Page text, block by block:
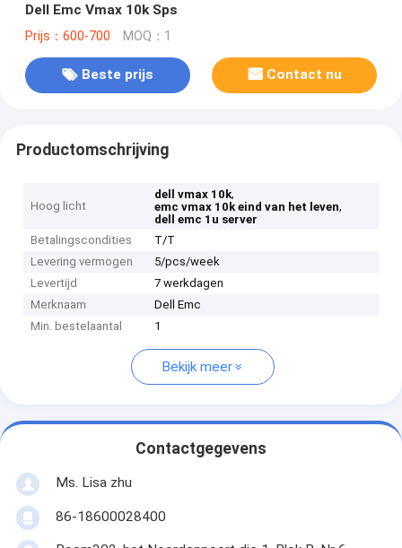
Dell Emc Vmax 10k Sps
Prijs：600-700 MOQ：1
Beste prijs Contact nu
Productomschrijving
Hoog licht
dell vmax 10k,
emc vmax 10k eind van het leven,
dell emc 1u server
Betalingscondities
T/T
Levering vermogen
5/pcs/week
Levertijd
7 werkdagen
Merknaam
Dell Emc
Min. bestelaantal
1
Bekijk meer
Contactgegevens
Ms. Lisa zhu
86-18600028400